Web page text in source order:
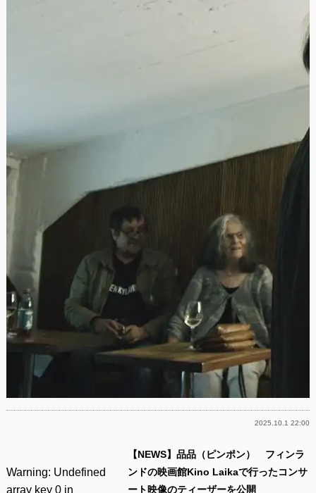
2025.10.1 22:00
Warning: Undefined
array key 0 in
【NEWS】品品（ピンポン） フィンラ
ンドの映画館Kino Laikaで行ったコンサ
ート映像のティーザーを公開